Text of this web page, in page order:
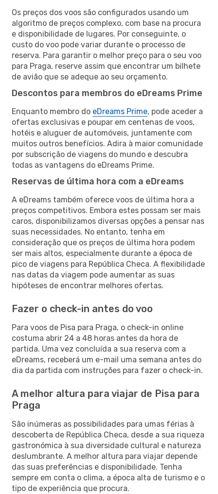
Os preços dos voos são configurados usando um
algoritmo de preços complexo, com base na procura
e disponibilidade de lugares. Por conseguinte, o
custo do voo pode variar durante o processo de
reserva. Para garantir o melhor preço para o seu voo
para Praga, reserve assim que encontrar um bilhete
de avião que se adeque ao seu orçamento.
Descontos para membros do eDreams Prime
Enquanto membro do eDreams Prime, pode aceder a
ofertas exclusivas e poupar em centenas de voos,
hotéis e aluguer de automóveis, juntamente com
muitos outros benefícios. Adira à maior comunidade
por subscrição de viagens do mundo e descubra
todas as vantagens do eDreams Prime.
Reservas de última hora com a eDreams
A eDreams também oferece voos de última hora a
preços competitivos. Embora estes possam ser mais
caros, disponibilizamos diversas opções a pensar nas
suas necessidades. No entanto, tenha em
consideração que os preços de última hora podem
ser mais altos, especialmente durante a época de
pico de viagens para República Checa. A flexibilidade
nas datas da viagem pode aumentar as suas
hipóteses de encontrar melhores ofertas.
Fazer o check-in antes do voo
Para voos de Pisa para Praga, o check-in online
costuma abrir 24 a 48 horas antes da hora de
partida. Uma vez concluída a sua reserva com a
eDreams, receberá um e-mail uma semana antes do
dia da partida com instruções para fazer o check-in.
A melhor altura para viajar de Pisa para
Praga
São inúmeras as possibilidades para umas férias à
descoberta de República Checa, desde a sua riqueza
gastronómica à sua diversidade cultural e natureza
deslumbrante. A melhor altura para viajar depende
das suas preferências e disponibilidade. Tenha
sempre em conta o clima, a época alta de turismo e o
tipo de experiência que procura.